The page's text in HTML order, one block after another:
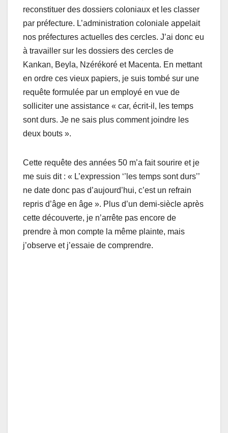
reconstituer des dossiers coloniaux et les classer
par préfecture. L’administration coloniale appelait
nos préfectures actuelles des cercles. J’ai donc eu
à travailler sur les dossiers des cercles de
Kankan, Beyla, Nzérékoré et Macenta. En mettant
en ordre ces vieux papiers, je suis tombé sur une
requête formulée par un employé en vue de
solliciter une assistance « car, écrit-il, les temps
sont durs. Je ne sais plus comment joindre les
deux bouts ».
Cette requête des années 50 m’a fait sourire et je
me suis dit : « L’expression ‘’les temps sont durs’’
ne date donc pas d’aujourd’hui, c’est un refrain
repris d’âge en âge ». Plus d’un demi-siècle après
cette découverte, je n’arrête pas encore de
prendre à mon compte la même plainte, mais
j’observe et j’essaie de comprendre.